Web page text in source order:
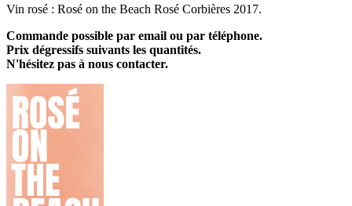
Vin rosé : Rosé on the Beach Rosé Corbières 2017.
Commande possible par email ou par téléphone.
Prix dégressifs suivants les quantités.
N'hésitez pas à nous contacter.